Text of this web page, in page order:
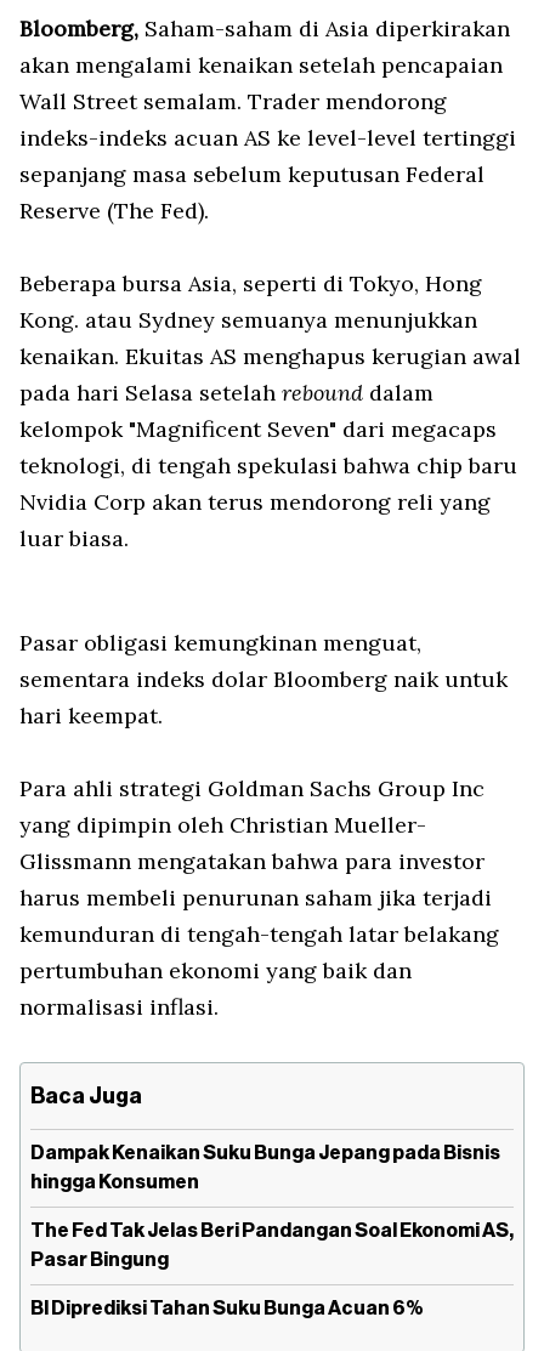
Bloomberg, Saham-saham di Asia diperkirakan
akan mengalami kenaikan setelah pencapaian
Wall Street semalam. Trader mendorong
indeks-indeks acuan AS ke level-level tertinggi
sepanjang masa sebelum keputusan Federal
Reserve (The Fed).
Beberapa bursa Asia, seperti di Tokyo, Hong
Kong. atau Sydney semuanya menunjukkan
kenaikan. Ekuitas AS menghapus kerugian awal
pada hari Selasa setelah rebound dalam
kelompok "Magnificent Seven" dari megacaps
teknologi, di tengah spekulasi bahwa chip baru
Nvidia Corp akan terus mendorong reli yang
luar biasa.
Pasar obligasi kemungkinan menguat,
sementara indeks dolar Bloomberg naik untuk
hari keempat.
Para ahli strategi Goldman Sachs Group Inc
yang dipimpin oleh Christian Mueller-
Glissmann mengatakan bahwa para investor
harus membeli penurunan saham jika terjadi
kemunduran di tengah-tengah latar belakang
pertumbuhan ekonomi yang baik dan
normalisasi inflasi.
Baca Juga
Dampak Kenaikan Suku Bunga Jepang pada Bisnis
hingga Konsumen
The Fed Tak Jelas Beri Pandangan Soal Ekonomi AS,
Pasar Bingung
BI Diprediksi Tahan Suku Bunga Acuan 6%